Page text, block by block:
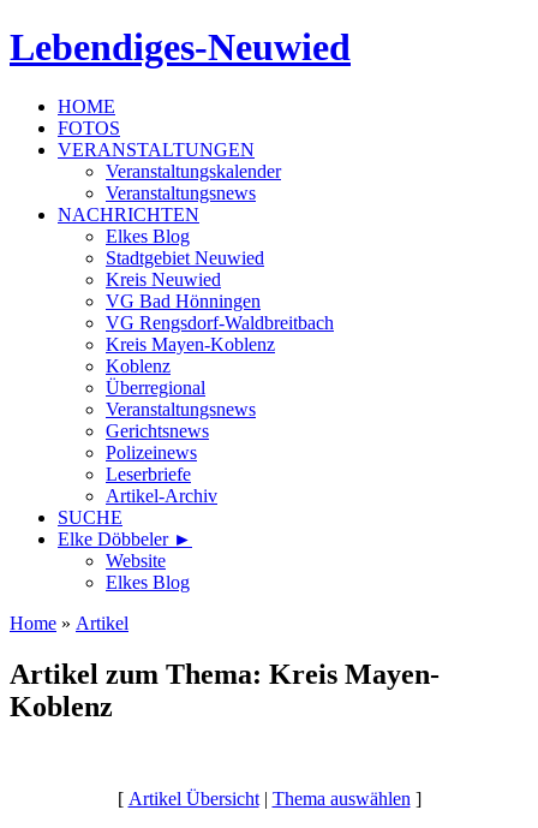
Lebendiges-Neuwied
HOME
FOTOS
VERANSTALTUNGEN
Veranstaltungskalender
Veranstaltungsnews
NACHRICHTEN
Elkes Blog
Stadtgebiet Neuwied
Kreis Neuwied
VG Bad Hönningen
VG Rengsdorf-Waldbreitbach
Kreis Mayen-Koblenz
Koblenz
Überregional
Veranstaltungsnews
Gerichtsnews
Polizeinews
Leserbriefe
Artikel-Archiv
SUCHE
Elke Döbbeler ►
Website
Elkes Blog
Home » Artikel
Artikel zum Thema: Kreis Mayen-
Koblenz
[ Artikel Übersicht| Thema auswählen ]